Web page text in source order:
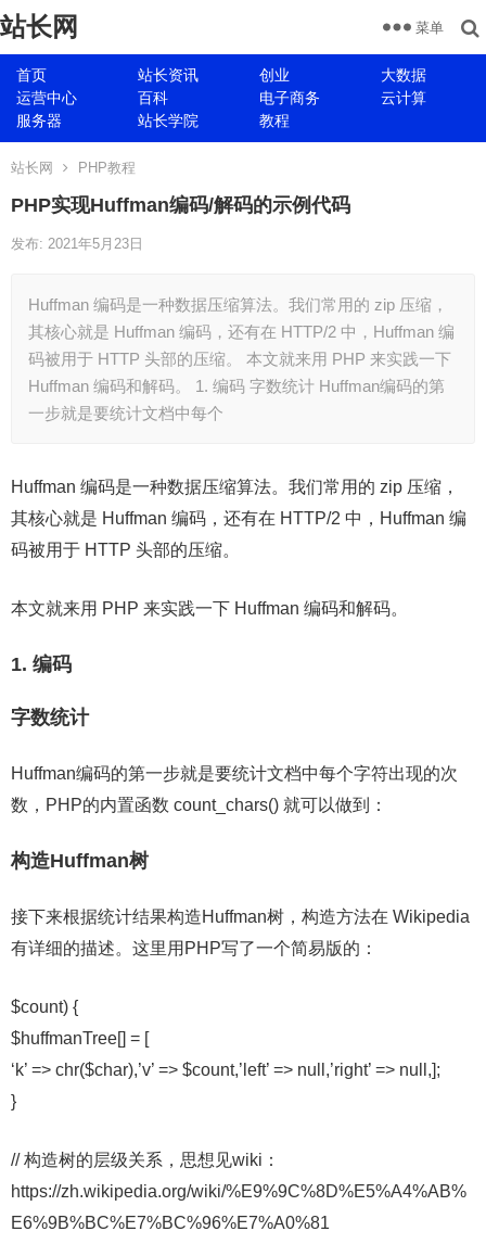
站长网
首页 站长资讯 创业
大数据
运营中心
百科 电子商务
云计算
服务器
站长学院 教程
菜单
站长网 PHP教程
PHP实现Huffman编码/解码的示例代码
发布: 2021年5月23日
Huffman 编码是一种数据压缩算法。我们常用的 zip 压缩，
其核心就是 Huffman 编码，还有在 HTTP/2 中，Huffman 编
码被用于 HTTP 头部的压缩。 本文就来用 PHP 来实践一下
Huffman 编码和解码。 1. 编码 字数统计 Huffman编码的第
一步就是要统计文档中每个
Huffman 编码是一种数据压缩算法。我们常用的 zip 压缩，
其核心就是 Huffman 编码，还有在 HTTP/2 中，Huffman 编
码被用于 HTTP 头部的压缩。
本文就来用 PHP 来实践一下 Huffman 编码和解码。
1. 编码
字数统计
Huffman编码的第一步就是要统计文档中每个字符出现的次
数，PHP的内置函数 count_chars() 就可以做到：
构造Huffman树
接下来根据统计结果构造Huffman树，构造方法在 Wikipedia
有详细的描述。这里用PHP写了一个简易版的：
$count) {
$huffmanTree[] = [
‘k’ => chr($char),’v’ => $count,’left’ => null,’right’ => null,];
}
// 构造树的层级关系，思想见wiki：
https://zh.wikipedia.org/wiki/%E9%9C%8D%E5%A4%AB%
E6%9B%BC%E7%BC%96%E7%A0%81